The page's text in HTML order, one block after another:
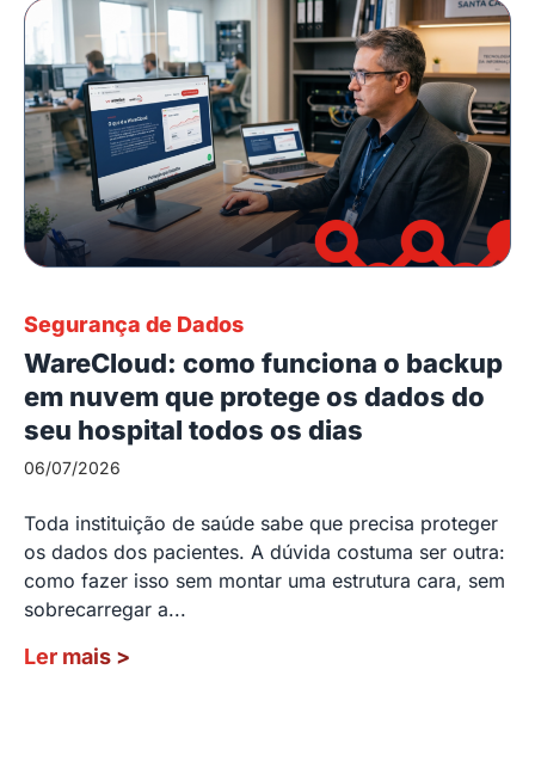
Segurança de Dados
WareCloud: como funciona o backup
em nuvem que protege os dados do
seu hospital todos os dias
06/07/2026
Toda instituição de saúde sabe que precisa proteger
os dados dos pacientes. A dúvida costuma ser outra:
como fazer isso sem montar uma estrutura cara, sem
sobrecarregar a...
Ler mais >